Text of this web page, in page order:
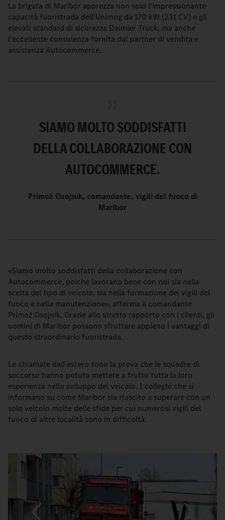
La brigata di Maribor apprezza non solo l'impressionante
capacità fuoristrada dell'Unimog da 170 kW (231 CV) e gli
elevati standard di sicurezza Daimler Truck, ma anche
l'eccellente consulenza fornita dal partner di vendita e
assistenza Autocommerce.
SIAMO MOLTO SODDISFATTI
DELLA COLLABORAZIONE CON
AUTOCOMMERCE.
Primož Osojnik, comandante, vigili del fuoco di
Maribor
«Siamo molto soddisfatti della collaborazione con
Autocommerce, poiché lavorano bene con noi sia nella
scelta del tipo di veicolo, sia nella formazione dei vigili del
fuoco e nella manutenzione», afferma il comandante
Primož Osojnik. Grazie allo stretto rapporto con i clienti, gli
uomini di Maribor possono sfruttare appieno i vantaggi di
questo straordinario fuoristrada.
Le chiamate dall'estero sono la prova che le squadre di
soccorso hanno potuto mettere a frutto tutta la loro
esperienza nello sviluppo del veicolo. I colleghi che si
informano su come Maribor sia riuscito a superare con un
solo veicolo molte delle sfide per cui numerosi vigili del
fuoco di altre località sono in difficoltà.